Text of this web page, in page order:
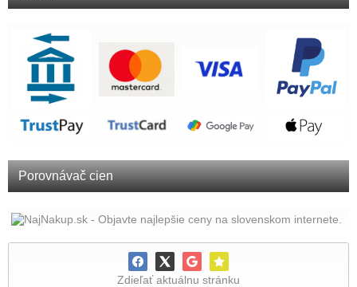
Porovnávač cien
Zdieľať aktuálnu stránku